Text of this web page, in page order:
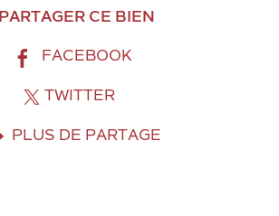
PARTAGER CE BIEN
FACEBOOK
TWITTER
PLUS DE PARTAGE